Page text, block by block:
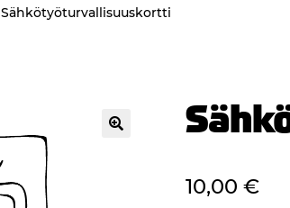
Sähkötyöturvallisuuskortti
10,00 €